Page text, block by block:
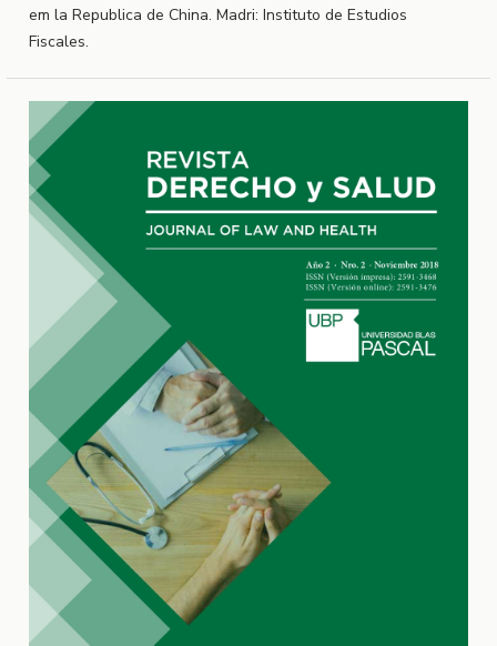
em la Republica de China. Madri: Instituto de Estudios
Fiscales.